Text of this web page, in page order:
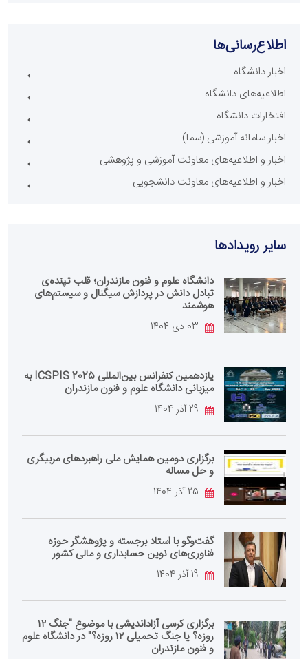
اطلاع‌رسانی‌ها
اخبار دانشگاه
اطلاعیه‌های دانشگاه
افتخارات دانشگاه
اخبار سامانه آموزشی (سما)
اخبار و اطلاعیه‌های معاونت آموزشی و پژوهشی
اخبار و اطلاعیه‌های معاونت دانشجویی ...
سایر رویداد‌ها
دانشگاه علوم و فنون مازندران؛ قلب تپنده‌ی
تبادل دانش در پردازش سیگنال و سیستم‌های
هوشمند
یازدهمین کنفرانس بین‌المللی ICSPIS 2025 به
میزبانی دانشگاه علوم و فنون مازندران
برگزاری دومین همایش ملی راهبردهای مربیگری
و حل مساله
گفت‌وگو با استاد برجسته و پژوهشگر حوزه
فناوری‌های نوین حسابداری و مالی کشور
برگزاری کرسی آزاداندیشی با موضوع "جنگ ۱۲
روزه؟ یا جنگ تحمیلی ۱۲ روزه؟" در دانشگاه علوم
و فنون مازندران